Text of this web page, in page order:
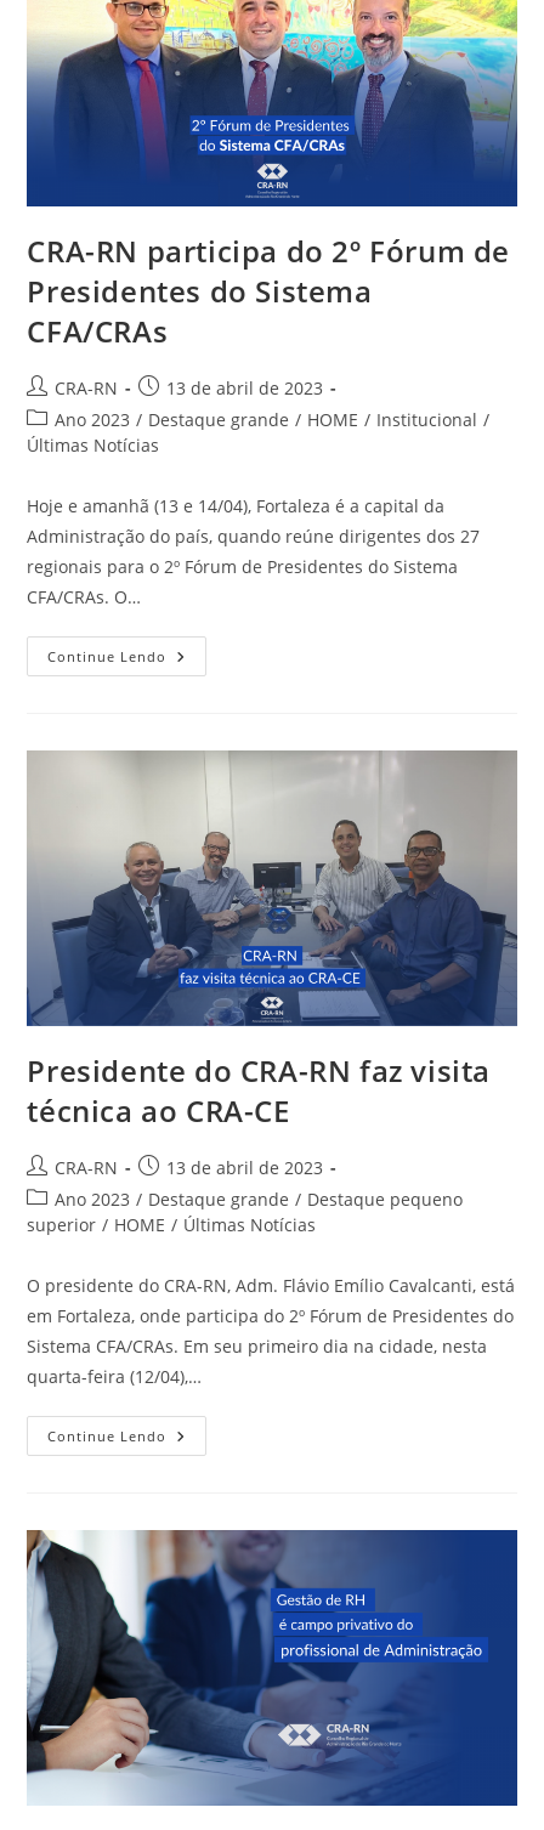
CRA-RN participa do 2º Fórum de
Presidentes do Sistema
CFA/CRAs
Autor
do
post:
CRA-RN
Post
publicado:
13 de abril de 2023
Categoria
do
Ano 2023 / Destaque grande / HOME / Institucional /
Últimas Notícias
Hoje e amanhã (13 e 14/04), Fortaleza é a capital da
Administração do país, quando reúne dirigentes dos 27
regionais para o 2º Fórum de Presidentes do Sistema
CFA/CRAs. O…
Continue Lendo CRA-
RN
De
Presidentes
CFA/CRAs
Presidente do CRA-RN faz visita
técnica ao CRA-CE
Autor
do
post:
CRA-RN
Post
publicado:
13 de abril de 2023
Categoria
do
Ano 2023 / Destaque grande / Destaque pequeno
superior / HOME / Últimas Notícias
O presidente do CRA-RN, Adm. Flávio Emílio Cavalcanti, está
em Fortaleza, onde participa do 2º Fórum de Presidentes do
Sistema CFA/CRAs. Em seu primeiro dia na cidade, nesta
quarta-feira (12/04),…
Continue Lendo Presidente
Do
Técnica
CRA-
CE